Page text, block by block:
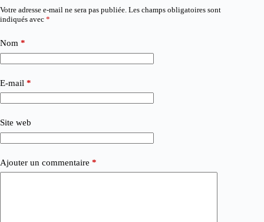
Votre adresse e-mail ne sera pas publiée. Les champs obligatoires sont
indiqués avec *
Nom *
E-mail *
Site web
Ajouter un commentaire *